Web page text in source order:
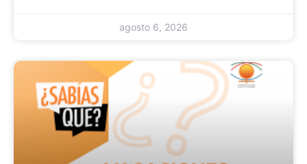
agosto 6, 2026